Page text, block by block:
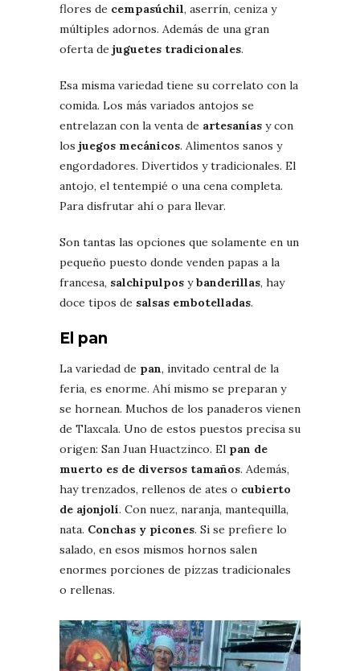
flores de cempasúchil, aserrín, ceniza y
múltiples adornos. Además de una gran
oferta de juguetes tradicionales.
Esa misma variedad tiene su correlato con la
comida. Los más variados antojos se
entrelazan con la venta de artesanías y con
los juegos mecánicos. Alimentos sanos y
engordadores. Divertidos y tradicionales. El
antojo, el tentempié o una cena completa.
Para disfrutar ahí o para llevar.
Son tantas las opciones que solamente en un
pequeño puesto donde venden papas a la
francesa, salchipulpos ybanderillas, hay
doce tipos de salsas embotelladas.
El pan
La variedad de pan, invitado central de la
feria, es enorme. Ahí mismo se preparan y
se hornean. Muchos de los panaderos vienen
de Tlaxcala. Uno de estos puestos precisa su
origen: San Juan Huactzinco. El pan de
muerto es de diversos tamaños. Además,
hay trenzados, rellenos de ates o cubierto
de ajonjolí. Con nuez, naranja, mantequilla,
nata. Conchas y picones. Si se prefiere lo
salado, en esos mismos hornos salen
enormes porciones de pizzas tradicionales
o rellenas.